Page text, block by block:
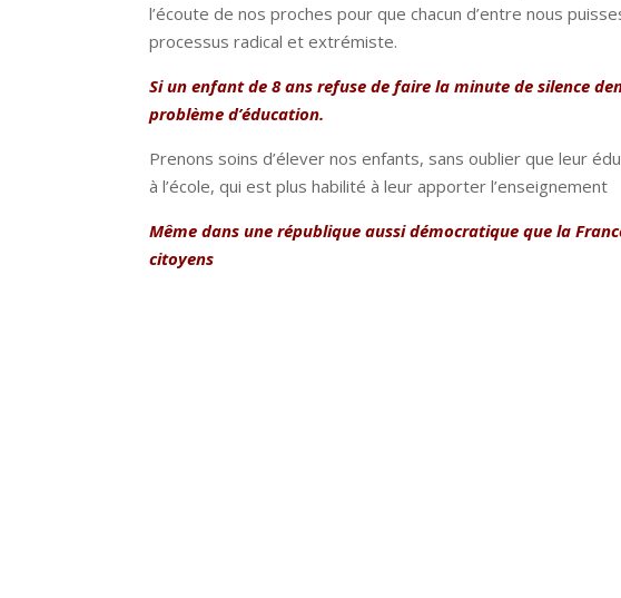
l’écoute de nos proches pour que chacun d’entre nous
processus radical et extrémiste.
Si un enfant de 8 ans refuse de faire la minute de silence
problème d’éducation.
Prenons soins d’élever nos enfants, sans oublier que leur
à l’école, qui est plus habilité à leur apporter l’enseignement
Même dans une république aussi démocratique que la
citoyens